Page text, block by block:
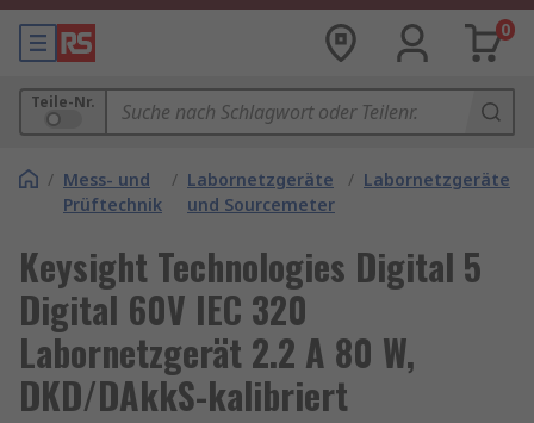
0
Teile-Nr.
/ Mess- und
Prüftechnik
/ Labornetzgeräte
und Sourcemeter
/ Labornetzgeräte
Keysight Technologies Digital 5
Digital 60V IEC 320
Labornetzgerät 2.2 A 80 W,
DKD/DAkkS-kalibriert